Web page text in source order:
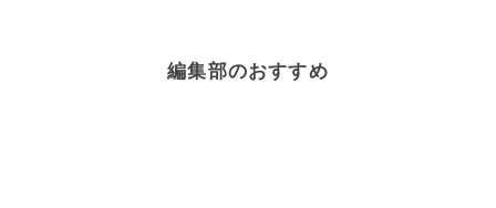
編集部のおすすめ